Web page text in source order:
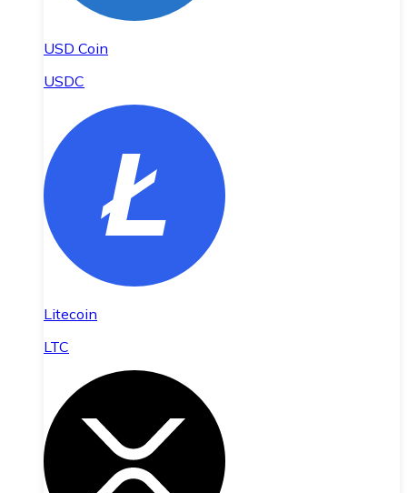
USD Coin
USDC
Litecoin
LTC